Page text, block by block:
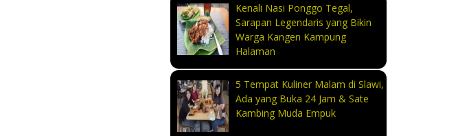
Kenali Nasi Ponggo Tegal,
Sarapan Legendaris yang Bikin
Warga Kangen Kampung
Halaman
5 Tempat Kuliner Malam di Slawi,
Ada yang Buka 24 Jam & Sate
Kambing Muda Empuk